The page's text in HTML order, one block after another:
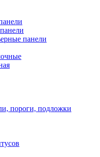
панели
пороги, подложки